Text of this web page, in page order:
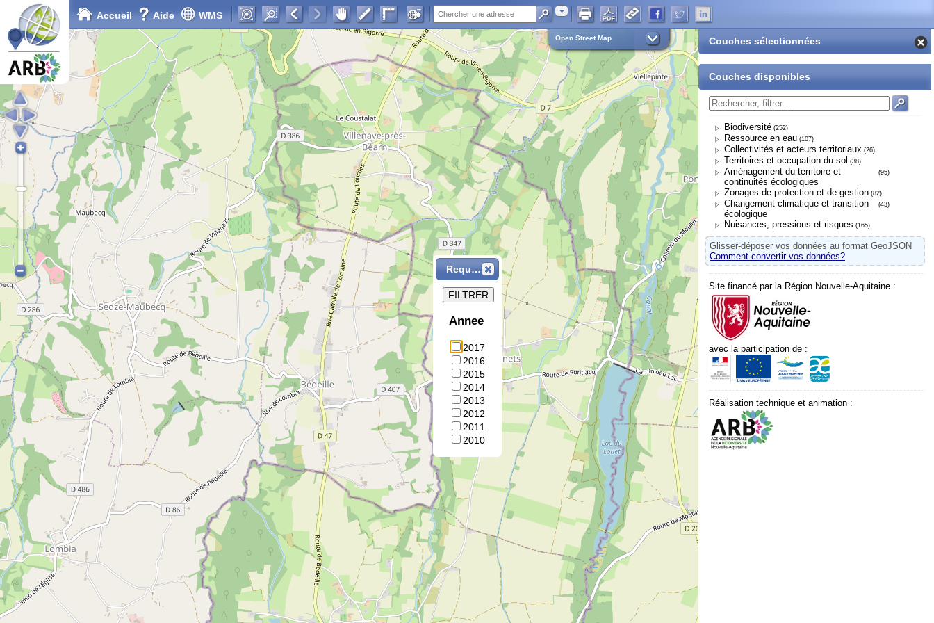
Accueil Aide WMS Adresse
Open Street Map Couches sélectionnées
Couches disponibles
Biodiversité (252)
Ressource en eau (107)
Collectivités et acteurs territoriaux (26)
Territoires et occupation du sol (38)
Aménagement du territoire et
continuités écologiques
(95)
Zonages de protection et de gestion (82)
Changement climatique et transition
écologique
(43)
Nuisances, pressions et risques (165)
Glisser-déposer vos données au format GeoJSON
Comment convertir vos données?
Site financé par la Région Nouvelle-Aquitaine :
avec la participation de :
Réalisation technique et animation :
Requête
Annee
2017
2016
2015
2014
2013
2012
2011
2010
FILTRER